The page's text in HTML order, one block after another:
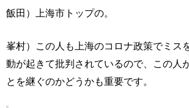
飯田）上海市トップの。
峯村）この人も上海のコロナ政策でミス
動が起きて批判されているので、この人
とを継ぐのかどうかも重要です。